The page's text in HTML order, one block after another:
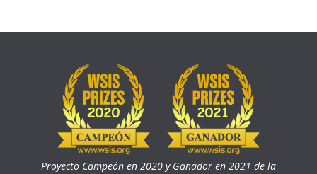
Proyecto Campeón en 2020 y Ganador en 2021 de la